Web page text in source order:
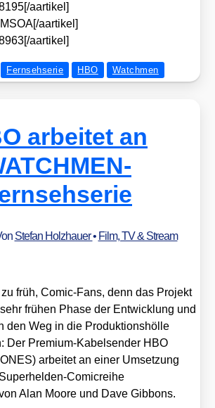
aartikel]
aartikel]
aartikel]
Fernsehserie HBO Watchmen
arbeitet an
Stefan Holzhauer• Film, TV & Stream
früh, Comic-Fans, denn das Pro­jekt
frü­hen Pha­se der Ent­wick­lung und
den Weg in die Pro­duk­ti­ons­höl­le
Der Pre­mi­um-Kabel­sen­der HBO
arbei­tet an einer Umset­zung
Comic­rei­he
Alan Moo­re und Dave Gib­bons.